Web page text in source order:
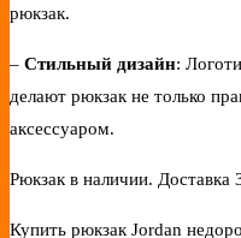
рюкзак.
– Стильный дизайн:
делают рюкзак не только
аксессуаром.
Рюкзак в наличии. Доставка
Купить рюкзак Jordan